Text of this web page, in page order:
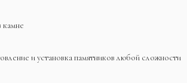
камне
и установка памятников любой сложности